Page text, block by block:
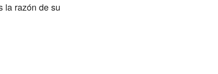
la razón de su